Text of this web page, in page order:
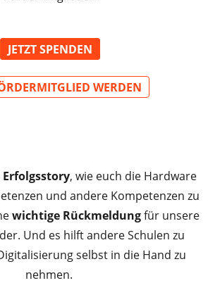
JETZT SPENDEN
WERDEN
Erfolgsstory, wie euch die Hardware
und andere Kompetenzen zu
wichtige Rückmeldungfür unsere
Und es hilft andere Schulen zu
selbst in die Hand zu
nehmen.